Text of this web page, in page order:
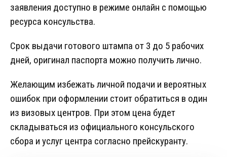
заявления доступно в режиме онлайн с помощью
ресурса консульства.
Срок выдачи готового штампа от 3 до 5 рабочих
дней, оригинал паспорта можно получить лично.
Желающим избежать личной подачи и вероятных
ошибок при оформлении стоит обратиться в один
из визовых центров. При этом цена будет
складываться из официального консульского
сбора и услуг центра согласно прейскуранту.